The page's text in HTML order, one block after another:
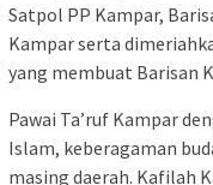
Satpol PP Kampar,
Kampar serta
yang membuat Barisan
Pawai Ta’ruf Kampar
Islam, keberagaman
masing daerah. Kafilah